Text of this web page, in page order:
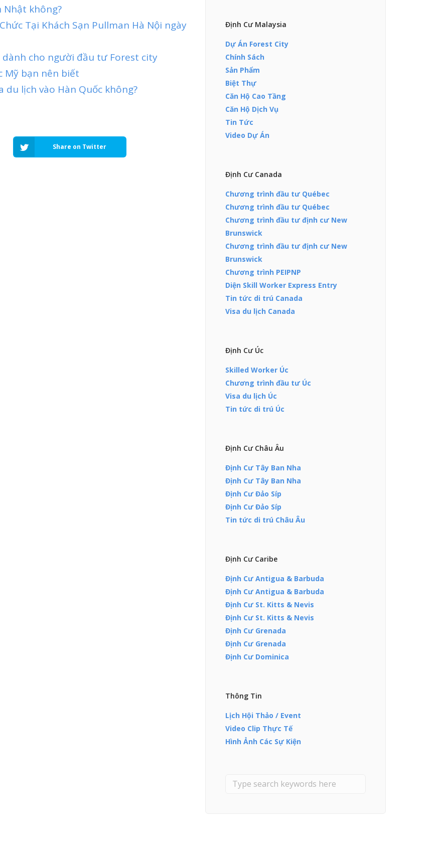
Nhật không?
Tại Khách Sạn Pullman Hà Nội ngày
cho người đầu tư Forest city
Mỹ bạn nên biết
du lịch vào Hàn Quốc không?
Share on Twitter
Định Cư Malaysia
Dự Án Forest City
Chính Sách
Sản Phẩm
Biệt Thự
Căn Hộ Cao Tầng
Căn Hộ Dịch Vụ
Tin Tức
Video Dự Án
Định Cư Canada
Chương trình đầu tư Québec
Chương trình đầu tư Québec
Chương trình đầu tư định cư New
Brunswick
Chương trình đầu tư định cư New
Brunswick
Chương trình PEIPNP
Diện Skill Worker Express Entry
Tin tức di trú Canada
Visa du lịch Canada
Định Cư Úc
Skilled Worker Úc
Chương trình đầu tư Úc
Visa du lịch Úc
Tin tức di trú Úc
Định Cư Châu Âu
Định Cư Tây Ban Nha
Định Cư Tây Ban Nha
Định Cư Đảo Síp
Định Cư Đảo Síp
Tin tức di trú Châu Âu
Định Cư Caribe
Định Cư Antigua & Barbuda
Định Cư Antigua & Barbuda
Định Cư St. Kitts & Nevis
Định Cư St. Kitts & Nevis
Định Cư Grenada
Định Cư Grenada
Định Cư Dominica
Thông Tin
Lịch Hội Thảo / Event
Video Clip Thực Tế
Hình Ảnh Các Sự Kiện